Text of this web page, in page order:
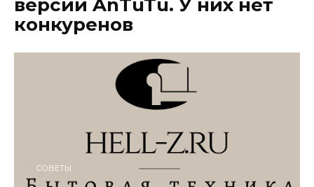
версии AnTuTu. У них нет
конкуренов
СОВЕТЫ